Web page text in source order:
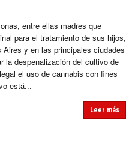
entre ellas madres que
para el tratamiento de sus hijos,
Aires y en las principales ciudades
la despenalización del cultivo de
el uso de cannabis con fines
está...
Leer más